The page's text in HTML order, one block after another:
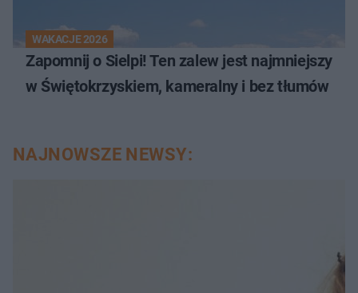
WAKACJE 2026
Zapomnij o Sielpi! Ten zalew jest najmniejszy
w Świętokrzyskiem, kameralny i bez tłumów
NAJNOWSZE NEWSY: